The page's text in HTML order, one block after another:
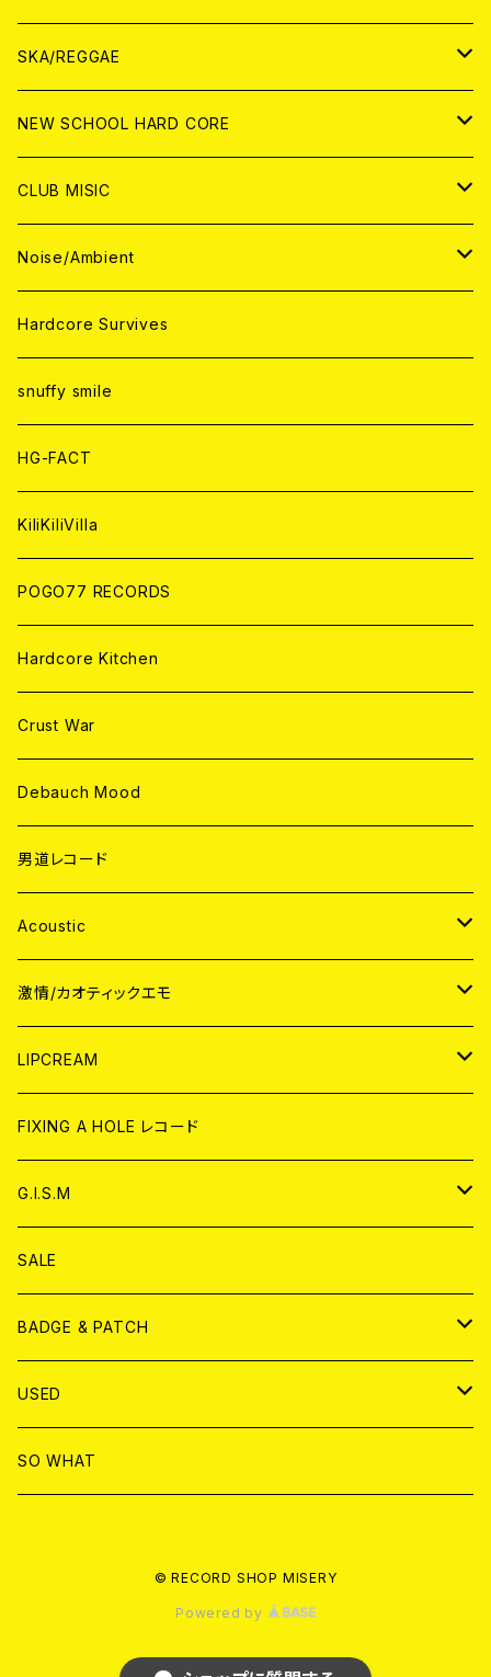
ANALOG
ANALOG
ANALOG
CD
CD
ANALOG
WORLD
CD
ANALOG
JAPAN
CD
ANALOG
WORLD
CD
ANALOG
SKA/REGGAE
JAPAN
CD
ANALOG
WORLD
CD
ANALOG
NEW SCHOOL HARD CORE
JAPAN
CD
ANALOG
WORLD
CD
ANALOG
CLUB MISIC
JAPAN
CD
ANALOG
WORLD
CD
ANALOG
Noise/Ambient
JAPAN
CD
ANALOG
WORLD
CD
ANALOG
Hardcore Survives
snuffy smile
HG-FACT
KiliKiliVilla
POGO77 RECORDS
Hardcore Kitchen
Crust War
Debauch Mood
男道レコード
Acoustic
JAPAN
CD
ANALOG
WORLD
CD
ANALOG
激情/カオティックエモ
JAPAN
CD
ANALOG
WORLD
CD
ANALOG
LIPCREAM
CD
アナログ
DVD
T-shirt & WEAR
FIXING A HOLE レコード
G.I.S.M
CD
ANALOG
T-SHIRT & WEAR
DVD
SALE
BADGE & PATCH
BADGE
PATCH
USED
書籍
SO WHAT
© RECORD SHOP MISERY
Powered by